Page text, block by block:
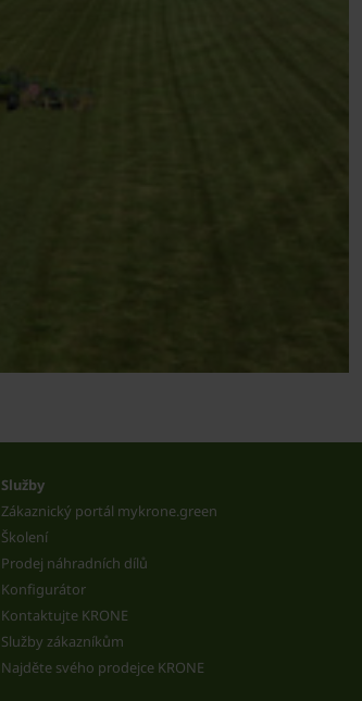
Služby
Zákaznický portál mykrone.green
Školení
Prodej náhradních dílů
Konfigurátor
Kontaktujte KRONE
Služby zákazníkům
Najděte svého prodejce KRONE